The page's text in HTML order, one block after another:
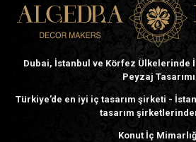
Dubai, İstanbul ve Körfez Ülkelerinde
Peyzaj Tasarımı
Türkiye’de en iyi iç tasarım şirketi -
tasarım
Konut İç